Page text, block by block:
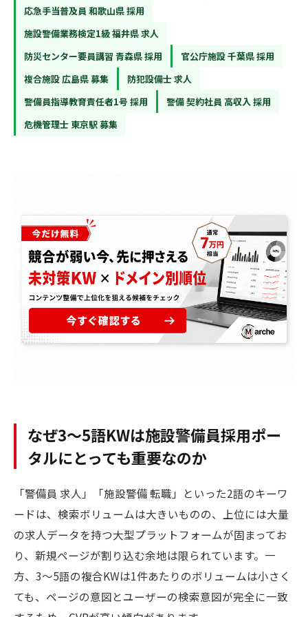
応急手当普及員 和歌山県 採用
施設警備業務検定1級 福井県 求人
防災センター要員講習 青森県 採用
官公庁施設 千葉県 採用
複合施設 広島県 募集
防犯設備士 求人
警備員指導教育責任者1号 採用
警備 契約社員 高収入 採用
危機管理士 東京駅 募集
なぜ3〜5語KWは施設警備員採用ポー
タルにとっても重要なのか
「警備員 求人」「施設警備 転職」といった2語のキーワ
ードは、検索ボリュームは大きいものの、上位には大量
の求人データを持つ大型プラットフォームが固まってお
り、新規ページが割り込む余地は限られています。一
方、3〜5語の複合KWは1件あたりのボリュームは小さく
ても、ページの意図とユーザーの検索意図が完全に一致